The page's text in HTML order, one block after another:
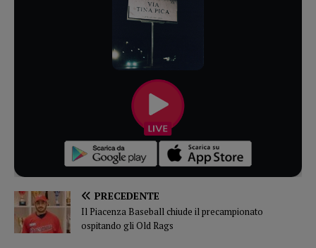
PRECEDENTE
Il Piacenza Baseball chiude il precampionato
ospitando gli Old Rags